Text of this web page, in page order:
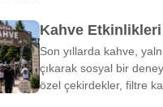
Kahve
Son yıllarda kahve,
çıkarak sosyal bir
özel çekirdekler, filtre